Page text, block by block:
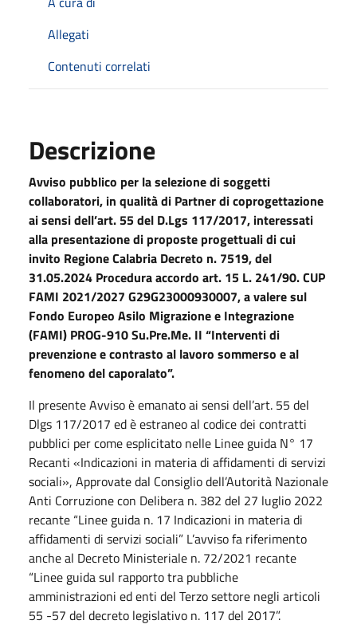
Allegati
Contenuti correlati
Descrizione
Avviso pubblico per la selezione di soggetti
collaboratori, in qualità di Partner di coprogettazione
ai sensi dell’art. 55 del D.Lgs 117/2017, interessati
alla presentazione di proposte progettuali di cui
invito Regione Calabria Decreto n. 7519, del
31.05.2024 Procedura accordo art. 15 L. 241/90. CUP
FAMI 2021/2027 G29G23000930007, a valere sul
Fondo Europeo Asilo Migrazione e Integrazione
(FAMI) PROG-910 Su.Pre.Me. II “Interventi di
prevenzione e contrasto al lavoro sommerso e al
fenomeno del caporalato”.
Il presente Avviso è emanato ai sensi dell’art. 55 del
Dlgs 117/2017 ed è estraneo al codice dei contratti
pubblici per come esplicitato nelle Linee guida N° 17
Recanti «Indicazioni in materia di affidamenti di servizi
sociali», Approvate dal Consiglio dell’Autorità Nazionale
Anti Corruzione con Delibera n. 382 del 27 luglio 2022
recante “Linee guida n. 17 Indicazioni in materia di
affidamenti di servizi sociali” L’avviso fa riferimento
anche al Decreto Ministeriale n. 72/2021 recante
“Linee guida sul rapporto tra pubbliche
amministrazioni ed enti del Terzo settore negli articoli
55 -57 del decreto legislativo n. 117 del 2017”.